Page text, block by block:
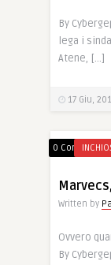
By
lega i
Atene, […]
17 Giu,
0 Comments
Written by
Ovvero
By